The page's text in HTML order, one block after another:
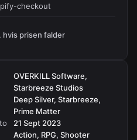
checkout
hvis prisen falder
OVERKILL Software,
Starbreeze Studios
Deep Silver, Starbreeze,
Prime Matter
21 Sept 2023
Action, RPG, Shooter